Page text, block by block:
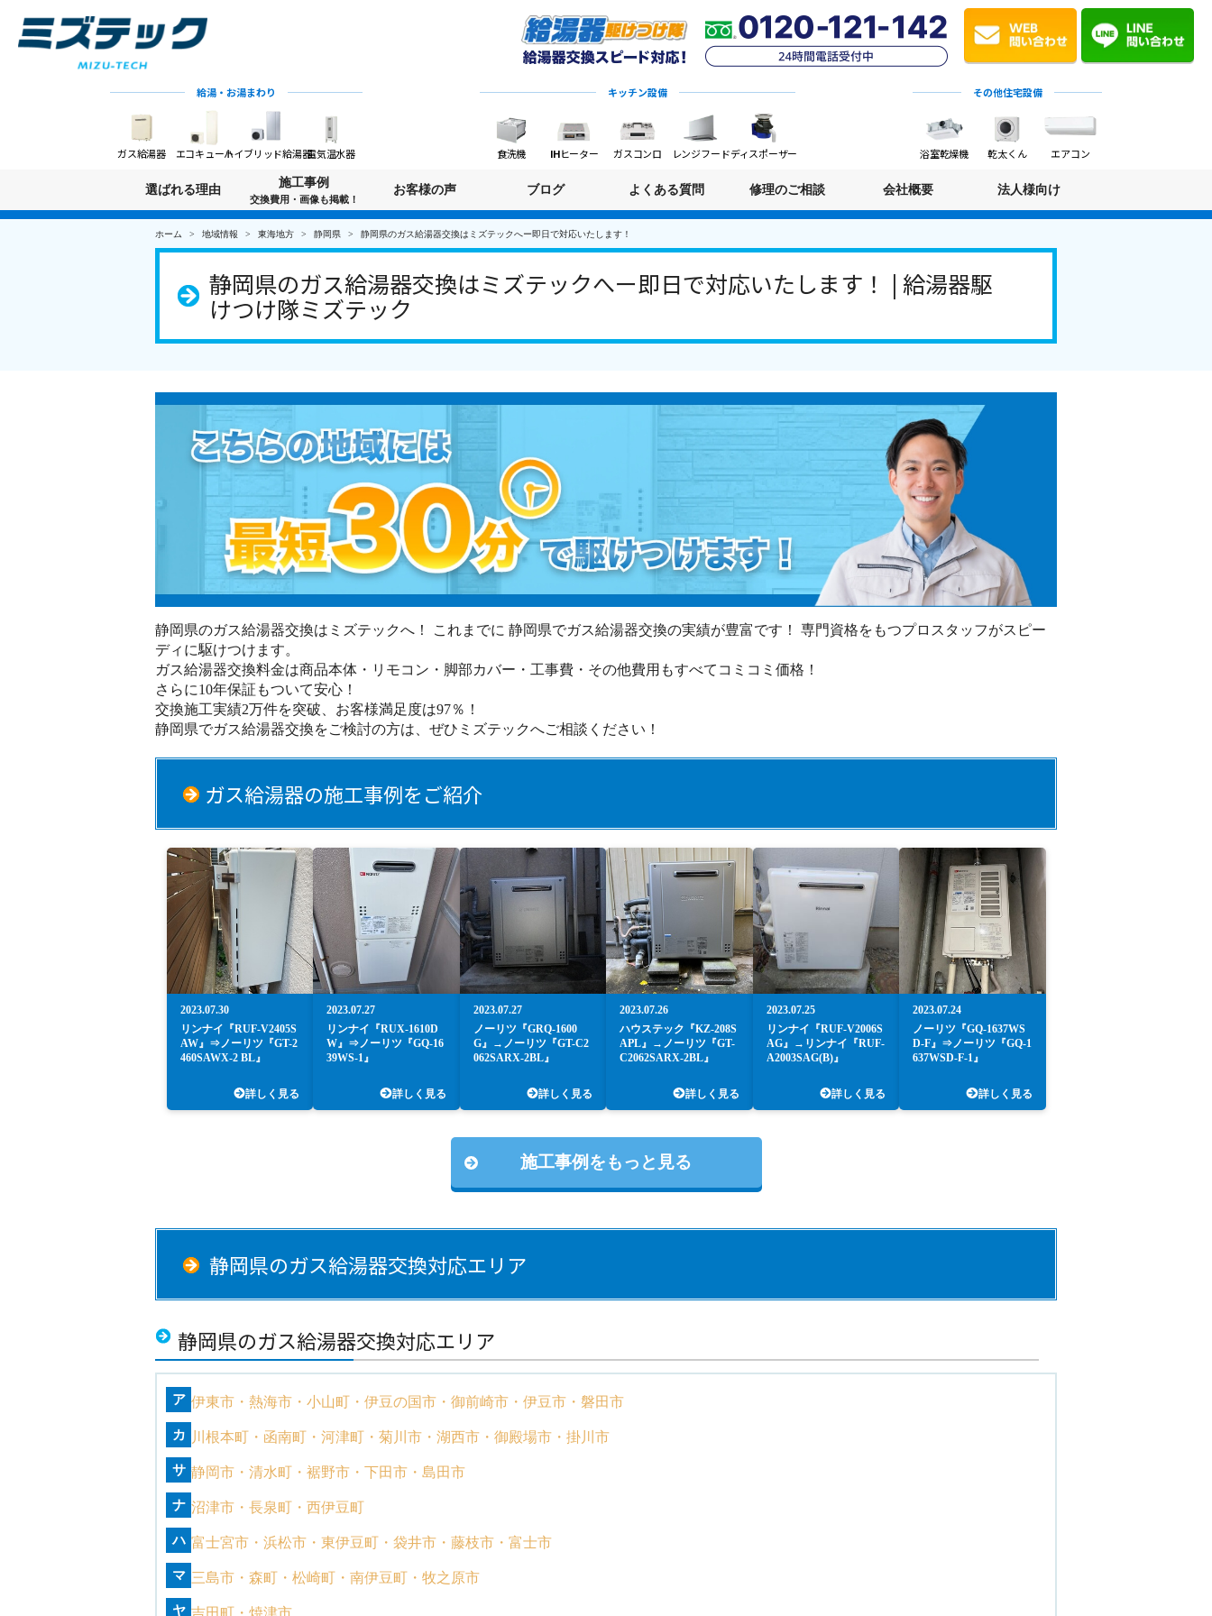
給湯・お湯まわり
ガス給湯器 エコキュートハイブリッド給湯器電気温水器
キッチン設備
食洗機 IHヒーター ガスコンロ レンジフードディスポーザー
その他住宅設備
浴室乾燥機 乾太くん エアコン
選ばれる理由
施工事例
交換費用・画像も掲載！
お客様の声 ブログ よくある質問 修理のご相談 会社概要 法人様向け
ホーム 地域情報 東海地方 静岡県 静岡県のガス給湯器交換はミズテックへー即日で対応いたします！
静岡県のガス給湯器交換はミズテックへー即日で対応いたします！ | 給湯器駆
けつけ隊ミズテック
静岡県のガス給湯器交換はミズテックへ！ これまでに 静岡県でガス給湯器交換の実績が豊富です！ 専門資格をもつプロスタッフがスピー
ディに駆けつけます。
ガス給湯器交換料金は商品本体・リモコン・脚部カバー・工事費・その他費用もすべてコミコミ価格！
さらに10年保証もついて安心！
交換施工実績2万件を突破、お客様満足度は97％！
静岡県でガス給湯器交換をご検討の方は、ぜひミズテックへご相談ください！
ガス給湯器の施工事例をご紹介
2023.07.30
リンナイ『RUF-V2405S
AW』⇒ノーリツ『GT-2
460SAWX-2 BL』
詳しく見る
2023.07.27
リンナイ『RUX-1610D
W』⇒ノーリツ『GQ-16
39WS-1』
詳しく見る
2023.07.27
ノーリツ『GRQ-1600
G』→ノーリツ『GT-C2
062SARX-2BL』
詳しく見る
2023.07.26
ハウステック『KZ-208S
APL』→ノーリツ『GT-
C2062SARX-2BL』
詳しく見る
2023.07.25
リンナイ『RUF-V2006S
AG』→リンナイ『RUF-
A2003SAG(B)』
詳しく見る
2023.07.24
ノーリツ『GQ-1637WS
D-F』⇒ノーリツ『GQ-1
637WSD-F-1』
詳しく見る
施工事例をもっと見る
静岡県のガス給湯器交換対応エリア
静岡県のガス給湯器交換対応エリア
ア 伊東市 熱海市 小山町 伊豆の国市 御前崎市 伊豆市 磐田市
カ 川根本町 函南町 河津町 菊川市 湖西市 御殿場市 掛川市
サ 静岡市 清水町 裾野市 下田市 島田市
ナ 沼津市 長泉町 西伊豆町
ハ 富士宮市 浜松市 東伊豆町 袋井市 藤枝市 富士市
マ 三島市 森町 松崎町 南伊豆町 牧之原市
ヤ 吉田町 焼津市